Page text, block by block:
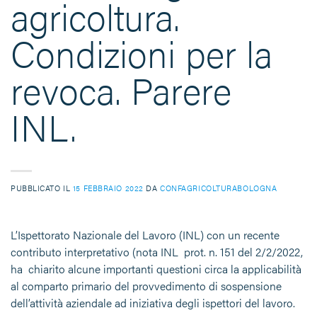
agricoltura.
Condizioni per la
revoca. Parere
INL.
PUBBLICATO IL 15 FEBBRAIO 2022 DACONFAGRICOLTURABOLOGNA
L’Ispettorato Nazionale del Lavoro (INL) con un recente
contributo interpretativo (nota INL prot. n. 151 del 2/2/2022,
ha chiarito alcune importanti questioni circa la applicabilità
al comparto primario del provvedimento di sospensione
dell’attività aziendale ad iniziativa degli ispettori del lavoro.